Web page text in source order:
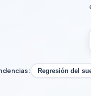
Regresión del